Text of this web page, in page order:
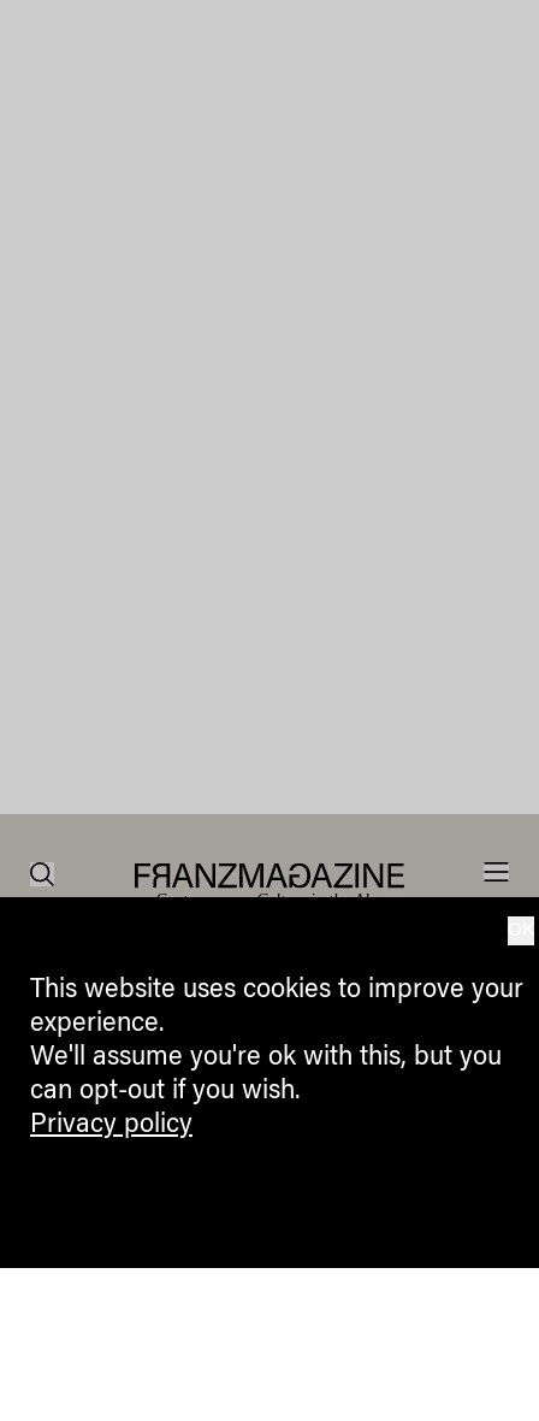
Contemporary Culture in the Alps
This website uses cookies to improve your
experience.
We'll assume you're ok with this, but you
can opt-out if you wish.
Privacy policy